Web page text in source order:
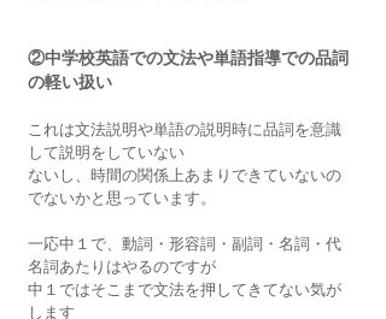
②中学校英語での文法や単語指導での品詞
の軽い扱い
これは文法説明や単語の説明時に品詞を意識
して説明をしていない
ないし、時間の関係上あまりできていないの
でないかと思っています。
一応中１で、動詞・形容詞・副詞・名詞・代
名詞あたりはやるのですが
中１ではそこまで文法を押してきてない気が
します